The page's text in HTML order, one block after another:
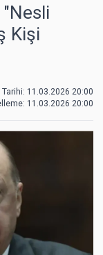
Kişi
Tarihi: 11.03.2026 20:00
11.03.2026 20:00